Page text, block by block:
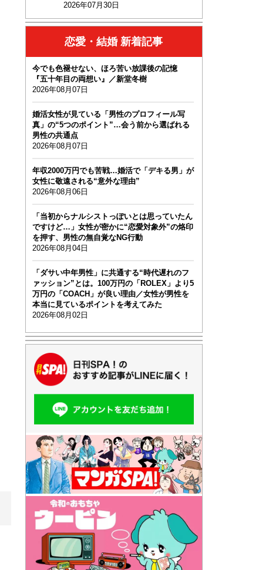
2026年07月30日
恋愛・結婚 新着記事
今でも色褪せない、ほろ苦い放課後の記憶
『五十年目の両想い』／新堂冬樹
2026年08月07日
婚活女性が見ている「男性のプロフィール写
真」の“5つのポイント”…会う前から選ばれる
男性の共通点
2026年08月07日
年収2000万円でも苦戦…婚活で「デキる男」が
女性に敬遠される“意外な理由”
2026年08月06日
「当初からナルシストっぽいとは思っていたん
ですけど…」女性が密かに“恋愛対象外”の烙印
を押す、男性の無自覚なNG行動
2026年08月04日
「ダサい中年男性」に共通する“時代遅れのフ
ァッション”とは。100万円の「ROLEX」より5
万円の「COACH」が良い理由／女性が男性を
本当に見ているポイントを考えてみた
2026年08月02日